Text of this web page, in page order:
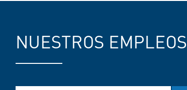
NUESTROS EMPLEOS